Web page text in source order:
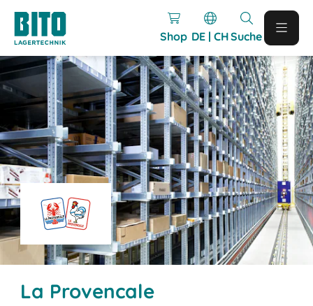
Shop DE | CHSuche
La Provencale